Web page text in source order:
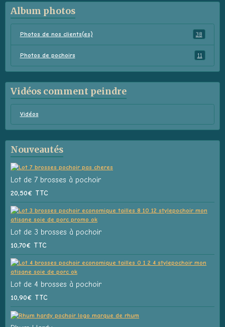
Album photos
Photos de nos clients(es) 38
Photos de pochoirs 11
Vidéos comment peindre
Vidéos
Nouveautés
Lot de 7 brosses à pochoir
20,50€ TTC
Lot de 3 brosses à pochoir
10,70€ TTC
Lot de 4 brosses à pochoir
10,90€ TTC